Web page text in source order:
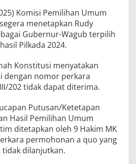
Komisi Pemilihan Umum
menetapkan Rudy
Gubernur-Wagub terpilih
Pilkada 2024.
Konstitusi menyatakan
dengan nomor perkara
202 tidak dapat diterima.
Putusan/Ketetapan
Hasil Pemilihan Umum
ditetapkan oleh 9 Hakim MK
permohonan a quo yang
dilanjutkan.